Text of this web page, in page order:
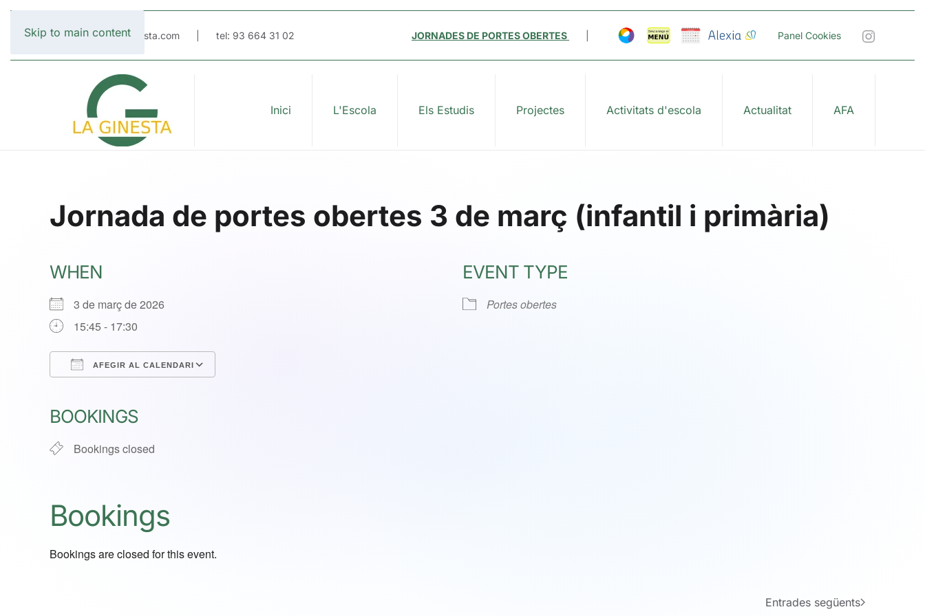
Skip to main content
email: escola@laginesta.com | tel: 93 664 31 02 JORNADES DE PORTES OBERTES Panel Cookies
Inici L'Escola Els Estudis Projectes Activitats d'escola Actualitat AFA
Jornada de portes obertes 3 de març (infantil i primària)
WHEN
3 de març de 2026
15:45 - 17:30
AFEGIR AL CALENDARI
BOOKINGS
Bookings closed
EVENT TYPE
Portes obertes
Bookings
Bookings are closed for this event.
Entrades següents